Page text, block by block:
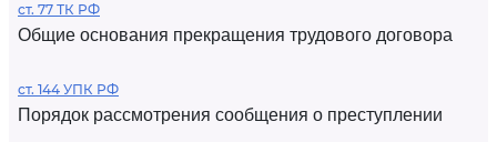
ст. 77 ТК РФ
Общие основания прекращения трудового договора
ст. 144 УПК РФ
Порядок рассмотрения сообщения о преступлении